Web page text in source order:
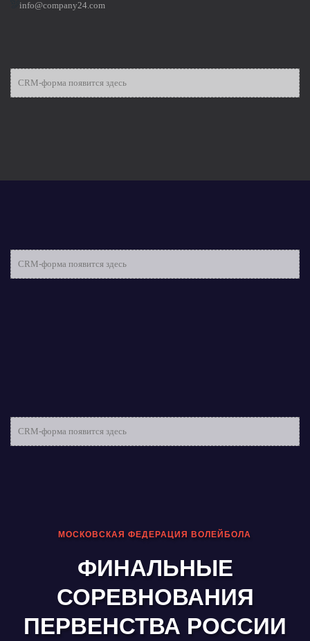
info@company24.com
CRM-форма появится здесь
CRM-форма появится здесь
CRM-форма появится здесь
МОСКОВСКАЯ ФЕДЕРАЦИЯ ВОЛЕЙБОЛА
ФИНАЛЬНЫЕ
СОРЕВНОВАНИЯ
ПЕРВЕНСТВА РОССИИ